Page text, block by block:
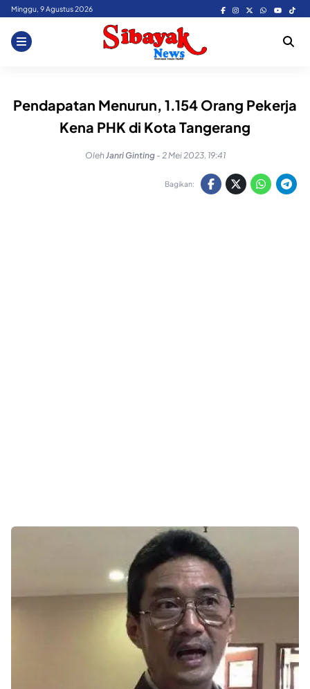
Skip
content
Minggu, 9 Agustus 2026
Pendapatan Menurun, 1.154 Orang Pekerja
Kena PHK di Kota Tangerang
OlehJanri Ginting - 2 Mei 2023, 19:41
Bagikan: